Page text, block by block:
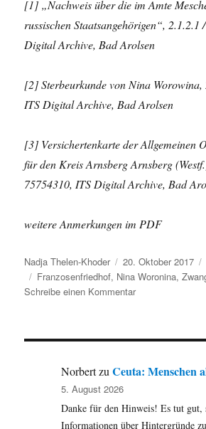
[1] „Nachweis über die im Amte
russischen Staatsangehörigen“, 2.1.2.1
Digital Archive, Bad Arolsen
[2] Sterbeurkunde von Nina Worowina,
ITS Digital Archive, Bad Arolsen
[3] Versichertenkarte der Allgemeinen
für den Kreis Arnsberg Arnsberg
75754310, ITS Digital Archive, Bad
weitere Anmerkungen im PDF
Autor
Nadja Thelen-Khoder
Veröffentlicht
am
20. Oktober 2017
Schlagwörter
Franzosenfriedhof, Nina Woronina,
Schreibe einen Kommentarzu
erzählen
fragen:
geb.
Echremow
NorbertzuCeuta: Menschen
5. August 2026
Danke für den Hinweis! Es tut gut,
Informationen über Hintergründe